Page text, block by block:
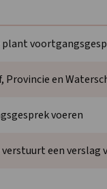
plant
Provincie en
voeren
een